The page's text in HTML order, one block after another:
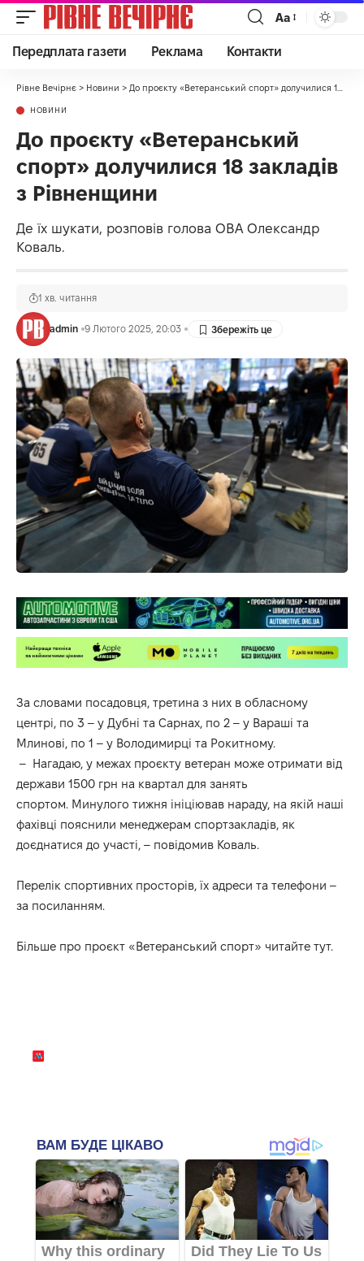
Аа
Передплата газети Реклама Контакти
Рівне Вечірнє > Новини > До проєкту «Ветеранський спорт» долучилися 18 закладів з Рівненщини
НОВИНИ
До проєкту «Ветеранський
спорт» долучилися 18 закладів
з Рівненщини
Де їх шукати, розповів голова ОВА Олександр
Коваль.
admin 9 Лютого 2025, 20:03
1 хв. читання
За словами посадовця, третина з них в обласному
центрі, по 3 – у Дубні та Сарнах, по 2 – у Вараші та
Млинові, по 1 – у Володимирці та Рокитному.
– Нагадаю, у межах проєкту ветеран може отримати від
держави 1500 грн на квартал для занять
спортом. Минулого тижня ініціював нараду, на якій наші
фахівці пояснили менеджерам спортзакладів, як
доєднатися до участі, – повідомив Коваль.
Перелік спортивних просторів, їх адреси та телефони –
за посиланням.
Більше про проєкт «Ветеранський спорт» читайте тут.